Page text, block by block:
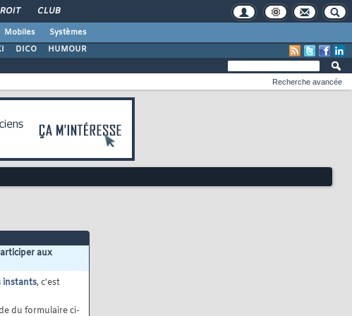
CLUB
Mobiles
Systèmes
DICO HUMOUR
Recherche avancée
aux
instants, c'est
du formulaire ci-